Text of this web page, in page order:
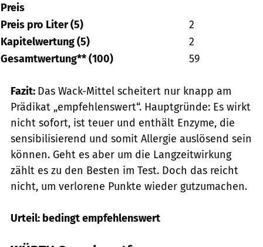
Preis
Preis pro Liter (5)
2
Kapitelwertung (5)
2
Gesamtwertung** (100)
59
Fazit: Das Wack-Mittel scheitert nur knapp am
Prädikat „empfehlenswert“. Hauptgründe: Es wirkt
nicht sofort, ist teuer und enthält Enzyme, die
sensibilisierend und somit Allergie auslösend sein
können. Geht es aber um die Langzeitwirkung
zählt es zu den Besten im Test. Doch das reicht
nicht, um verlorene Punkte wieder gutzumachen.
Urteil: bedingt empfehlenswert